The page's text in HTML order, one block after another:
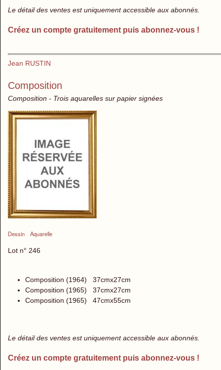
Le détail des ventes est uniquement accessible aux abonnés.
Créez un compte gratuitement puis abonnez-vous !
Jean RUSTIN
Composition
Composition - Trois aquarelles sur papier signées
Dessin Aquarelle
Lot n° 246
Composition (1964) 37cmx27cm
Composition (1965) 37cmx27cm
Composition (1965) 47cmx55cm
Le détail des ventes est uniquement accessible aux abonnés.
Créez un compte gratuitement puis abonnez-vous !